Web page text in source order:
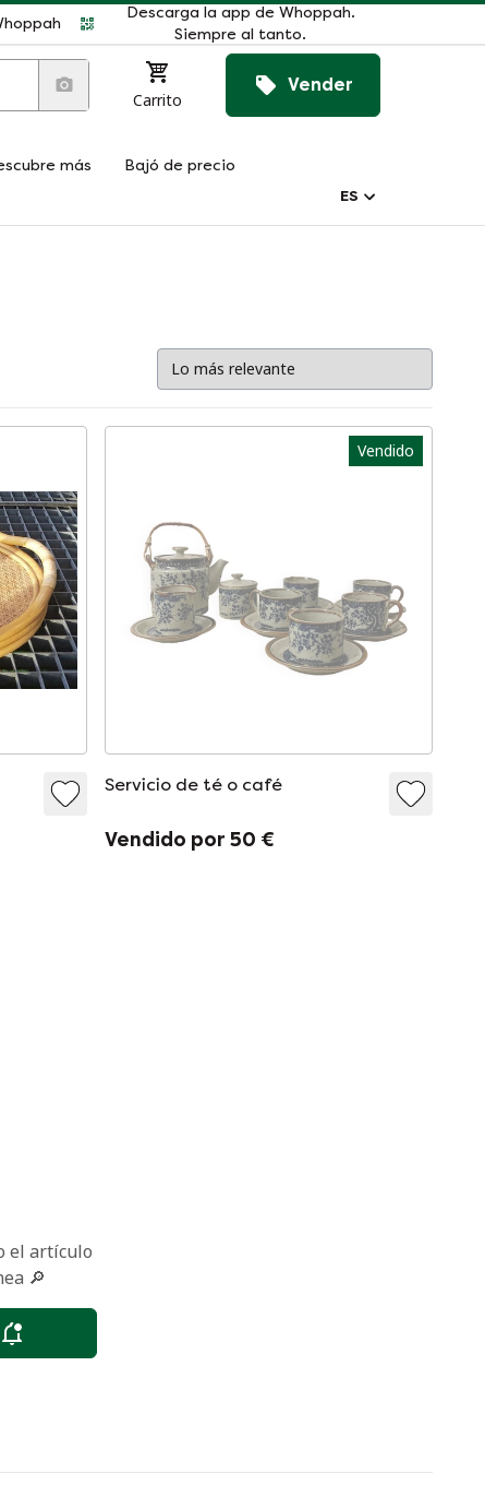
Descarga la app de Whoppah.
Siempre al tanto.
Carrito
Vender
más
Bajó de precio
ES
Vendido
Servicio de té o café
Vendido por 50 €
el artículo
🔎